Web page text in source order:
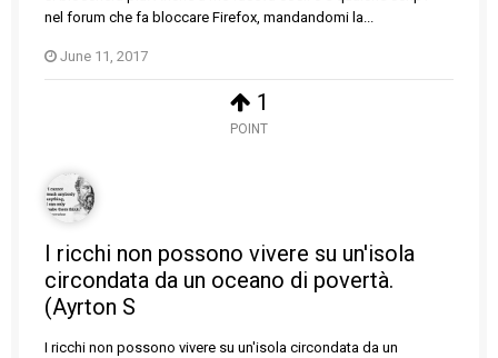
1
POINT
nel forum che fa bloccare Firefox, mandandomi la...
June 11, 2017
I ricchi non possono vivere su un'isola
circondata da un oceano di povertà.
(Ayrton S
I ricchi non possono vivere su un'isola circondata da un